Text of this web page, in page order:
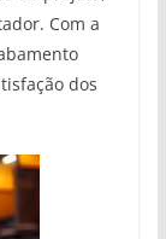
Com a
dos